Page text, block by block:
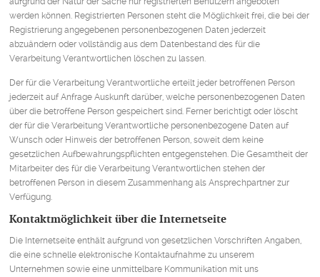
werden können. Registrierten Personen steht die Möglichkeit frei, die bei der
Registrierung angegebenen personenbezogenen Daten jederzeit
abzuändern oder vollständig aus dem Datenbestand des für die
Verarbeitung Verantwortlichen löschen zu lassen.
Der für die Verarbeitung Verantwortliche erteilt jeder betroffenen Person
jederzeit auf Anfrage Auskunft darüber, welche personenbezogenen Daten
über die betroffene Person gespeichert sind. Ferner berichtigt oder löscht
der für die Verarbeitung Verantwortliche personenbezogene Daten auf
Wunsch oder Hinweis der betroffenen Person, soweit dem keine
gesetzlichen Aufbewahrungspflichten entgegenstehen. Die Gesamtheit der
Mitarbeiter des für die Verarbeitung Verantwortlichen stehen der
betroffenen Person in diesem Zusammenhang als Ansprechpartner zur
Verfügung.
Kontaktmöglichkeit über die Internetseite
Die Internetseite enthält aufgrund von gesetzlichen Vorschriften Angaben,
die eine schnelle elektronische Kontaktaufnahme zu unserem
Unternehmen sowie eine unmittelbare Kommunikation mit uns